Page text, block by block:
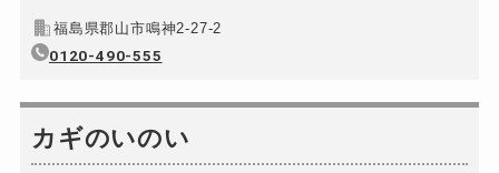
福島県郡山市鳴神2-27-2
0120-490-555
カギのいのい